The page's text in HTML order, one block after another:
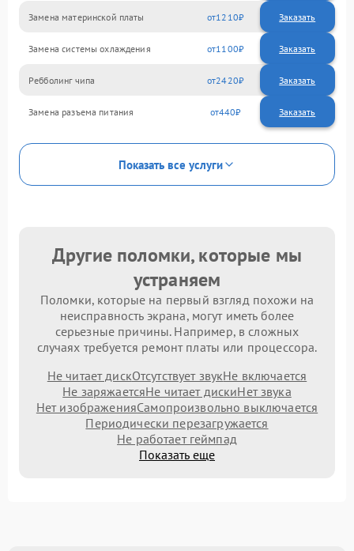
Замена материнской платы 1210
Замена системы охлаждения 1100
Ребболинг чипа 2420
Замена разъема питания 440
Показать все услуги
Другие поломки, которые мы
устраняем
Поломки, которые на первый взгляд похожи на
неисправность экрана, могут иметь более
серьезные причины. Например, в сложных
случаях требуется ремонт платы или процессора.
Не читает дискОтсутствует звукНе включается
Не заряжаетсяНе читает дискиНет звука
Нет изображенияСамопроизвольно выключается
Периодически перезагружается
Не работает геймпад
Показать еще